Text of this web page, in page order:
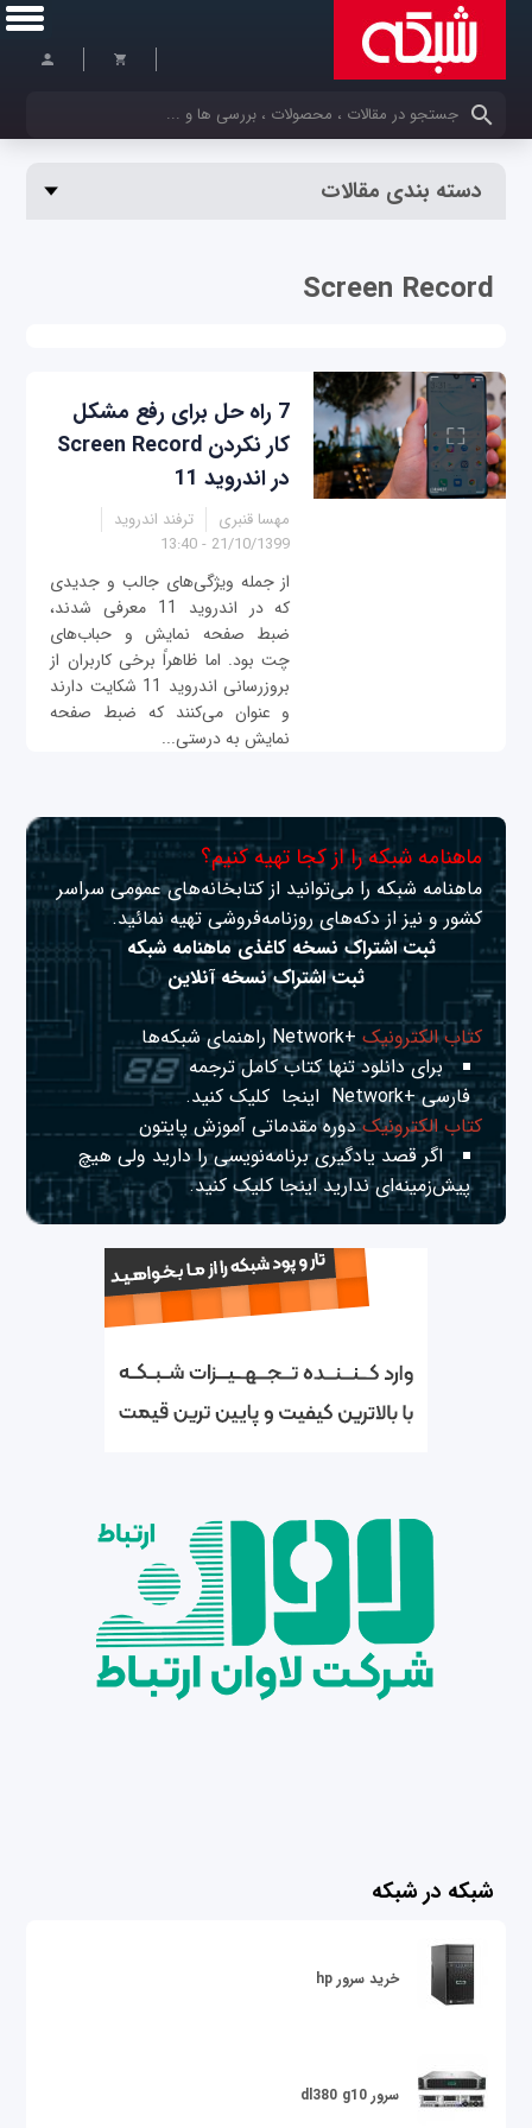
کلمات کلیدی خود را وارد کنید
دسته بندی مقالات
Screen Record
7 راه حل برای رفع مشکل
کار نکردن Screen Record
در اندروید 11
مهسا قنبری
ترفند اندروید
21/10/1399 - 13:40
از جمله ویژگی‌های جالب و جدیدی
که در اندروید 11 معرفی شدند،
ضبط صفحه نمایش و حباب‌های
چت بود. اما ظاهراً برخی کاربران از
بروزرسانی اندروید 11 شکایت دارند
و عنوان می‌کنند که ضبط صفحه
نمایش به درستی...
ماهنامه شبکه را از کجا تهیه کنیم؟
ماهنامه شبکه را می‌توانید از کتابخانه‌های عمومی سراسر
کشور و نیز از دکه‌های روزنامه‌فروشی تهیه نمائید.
ثبت اشتراک نسخه کاغذی ماهنامه شبکه
ثبت اشتراک نسخه آنلاین
کتاب الکترونیک+Network راهنمای شبکه‌ها
برای دانلود تنها کتاب کامل ترجمه
فارسی +Network
اینجا کلیک کنید.
کتاب الکترونیکدوره مقدماتی آموزش پایتون
اگر قصد یادگیری برنامه‌نویسی را دارید ولی هیچ
پیش‌زمینه‌ای نداریداینجا کلیک کنید.
شبکه در شبکه
خرید سرور hp
سرور dl380 g10